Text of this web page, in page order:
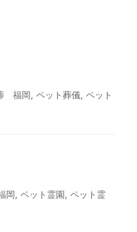
福岡 , ペット葬儀, ペット
岡 , ペット霊園 , ペット霊